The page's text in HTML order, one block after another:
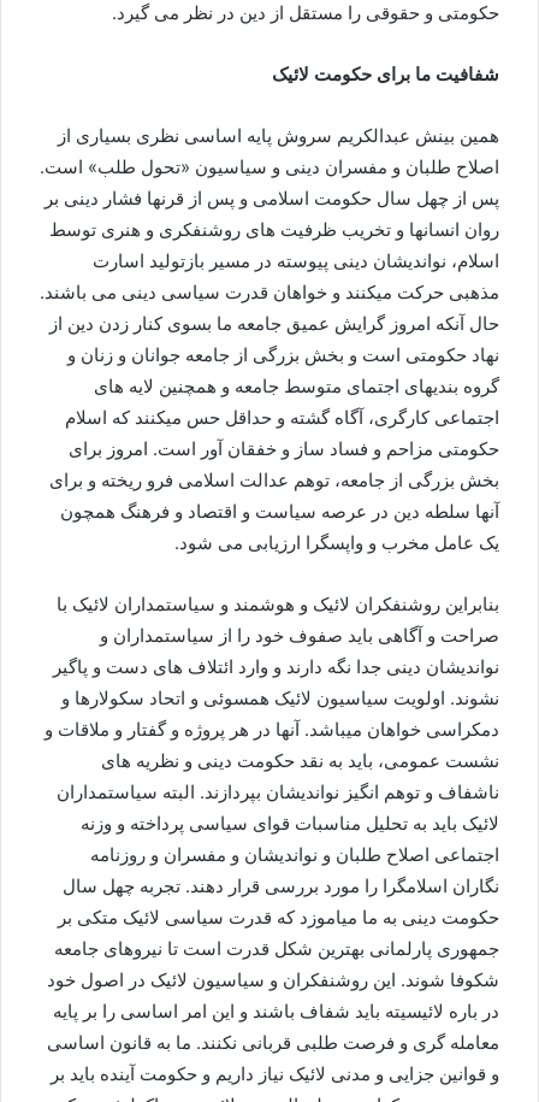
حکومتی و حقوقی را مستقل از دین در نظر می گیرد.
شفافیت ما برای حکومت لائیک
همین بینش عبدالکریم سروش پایه اساسی نظری بسیاری از
اصلاح طلبان و مفسران دینی و سیاسیون «تحول طلب» است.
پس از چهل سال حکومت اسلامی و پس از قرنها فشار دینی بر
روان انسانها و تخریب ظرفیت های روشنفکری و هنری توسط
اسلام، نواندیشان دینی پیوسته در مسیر بازتولید اسارت
مذهبی حرکت میکنند و خواهان قدرت سیاسی دینی می باشند.
حال آنکه امروز گرایش عمیق جامعه ما بسوی کنار زدن دین از
نهاد حکومتی است و بخش بزرگی از جامعه جوانان و زنان و
گروه بندیهای اجتمای متوسط جامعه و همچنین لایه های
اجتماعی کارگری، آگاه گشته و حداقل حس میکنند که اسلام
حکومتی مزاحم و فساد ساز و خفقان آور است. امروز برای
بخش بزرگی از جامعه، توهم عدالت اسلامی فرو ریخته و برای
آنها سلطه دین در عرصه سیاست و اقتصاد و فرهنگ همچون
یک عامل مخرب و واپسگرا ارزیابی می شود.
بنابراین روشنفکران لائیک و هوشمند و سیاستمداران لائیک با
صراحت و آگاهی باید صفوف خود را از سیاستمداران و
نواندیشان دینی جدا نگه دارند و وارد ائتلاف های دست و پاگیر
نشوند. اولویت سیاسیون لائیک همسوئی و اتحاد سکولارها و
دمکراسی خواهان میباشد. آنها در هر پروژه و گفتار و ملاقات و
نشست عمومی، باید به نقد حکومت دینی و نظریه های
ناشفاف و توهم انگیز نواندیشان بپردازند. البته سیاستمداران
لائیک باید به تحلیل مناسبات قوای سیاسی پرداخته و وزنه
اجتماعی اصلاح طلبان و نواندیشان و مفسران و روزنامه
نگاران اسلامگرا را مورد بررسی قرار دهند. تجربه چهل سال
حکومت دینی به ما میاموزد که قدرت سیاسی لائیک متکی بر
جمهوری پارلمانی بهترین شکل قدرت است تا نیروهای جامعه
شکوفا شوند. این روشنفکران و سیاسیون لائیک در اصول خود
در باره لائیسیته باید شفاف باشند و این امر اساسی را بر پایه
معامله گری و فرصت طلبی قربانی نکنند. ما به قانون اساسی
و قوانین جزایی و مدنی لائیک نیاز داریم و حکومت آینده باید بر